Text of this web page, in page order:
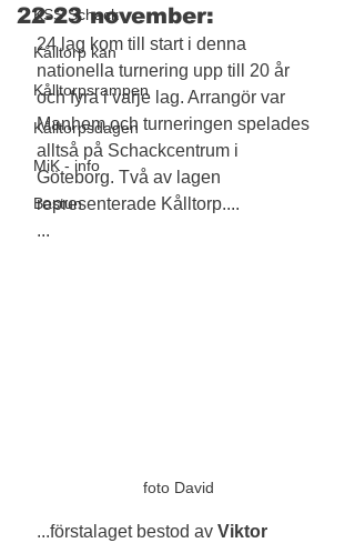
KSS Schack
Kålltorp kan
Kålltorpsrampen
Kålltorpsdagen
MiK - info
Bastun
22-23 november:
24 lag kom till start i denna
nationella turnering upp till 20 år
och fyra i varje lag. Arrangör var
Manhem och turneringen spelades
alltså på Schackcentrum i
Göteborg. Två av lagen
representerade Kålltorp....
...
foto David
...förstalaget bestod av Viktor